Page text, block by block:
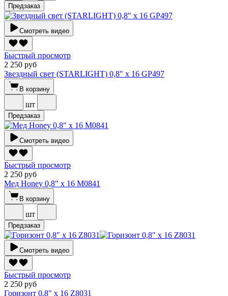
Предзаказ
Смотреть видео
Быстрый просмотр
2 250 руб
Звездный свет (STARLIGHT) 0,8" х 16 GP497
В корзину
шт
Предзаказ
Смотреть видео
Быстрый просмотр
2 250 руб
Мед Honey 0,8" х 16 M0841
В корзину
шт
Предзаказ
Смотреть видео
Быстрый просмотр
2 250 руб
Горизонт 0,8" х 16 Z8031